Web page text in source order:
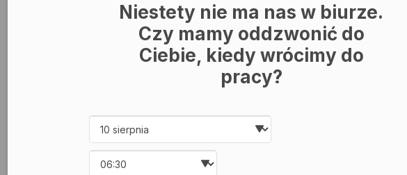
Niestety nie ma nas w biurze.
Czy mamy oddzwonić do
Ciebie, kiedy wrócimy do
pracy?
Date and time slection for
Wybierz datę